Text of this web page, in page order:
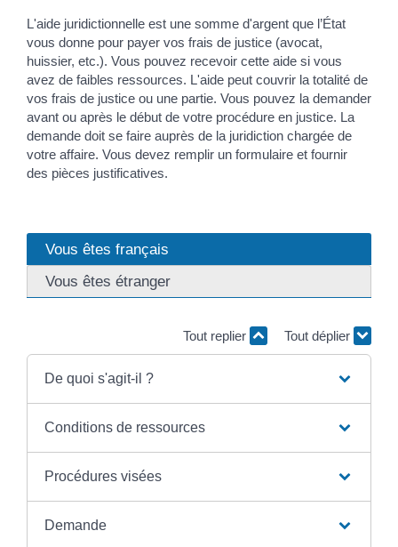
L'aide juridictionnelle est une somme d'argent que l’État
vous donne pour payer vos frais de justice (avocat,
huissier, etc.). Vous pouvez recevoir cette aide si vous
avez de faibles ressources. L'aide peut couvrir la totalité de
vos frais de justice ou une partie. Vous pouvez la demander
avant ou après le début de votre procédure en justice. La
demande doit se faire auprès de la juridiction chargée de
votre affaire. Vous devez remplir un formulaire et fournir
des pièces justificatives.
Vous êtes français
Vous êtes étranger
Tout replier Tout déplier
De quoi s'agit-il ?
Conditions de ressources
Procédures visées
Demande